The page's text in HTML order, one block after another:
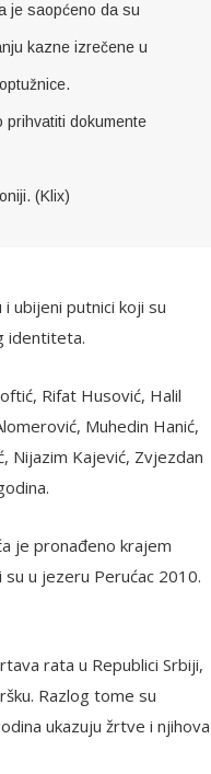
je saopćeno da su
kazne izrečene u
prihvatiti dokumente
(Klix)
ubijeni putnici koji su
identiteta.
Rifat Husović, Halil
Muhedin Hanić,
Nijazim Kajević, Zvjezdan
je pronađeno krajem
su u jezeru Perućac 2010.
rata u Republici Srbiji,
Razlog tome su
ukazuju žrtve i njihova